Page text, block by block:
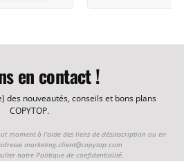
en contact !
des nouveautés, conseils et bons plans
COPYTOP.
moment à l'aide des liens de désinscription ou en
marketing.client@copytop.com
notre Politique de confidentialité.